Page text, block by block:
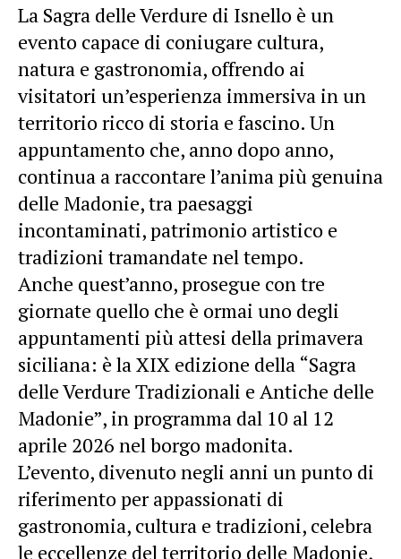
La Sagra delle Verdure di Isnello è un
evento capace di coniugare cultura,
natura e gastronomia, offrendo ai
visitatori un’esperienza immersiva in un
territorio ricco di storia e fascino. Un
appuntamento che, anno dopo anno,
continua a raccontare l’anima più genuina
delle Madonie, tra paesaggi
incontaminati, patrimonio artistico e
tradizioni tramandate nel tempo.
Anche quest’anno, prosegue con tre
giornate quello che è ormai uno degli
appuntamenti più attesi della primavera
siciliana: è la XIX edizione della “Sagra
delle Verdure Tradizionali e Antiche delle
Madonie”, in programma dal 10 al 12
aprile 2026 nel borgo madonita.
L’evento, divenuto negli anni un punto di
riferimento per appassionati di
gastronomia, cultura e tradizioni, celebra
le eccellenze del territorio delle Madonie,